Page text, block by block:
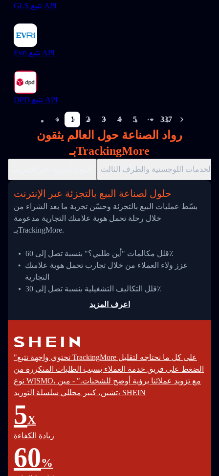
GLS تتبع API
Evri تتبع API
DPD تتبع API
1 2 3 4 5
More pages
337
رواد الصناعة حول العالم يثقون
بـTrackingMore
الخدمات اللوجستية والطرف الثالث
حلول لصناعة البيع بالتجزئة عبر الإنترنت
بسّط عمليات البيع بالتجزئة وحسّن تجربة ما بعد الشراء من
خلال رحلة تحمل هوية علامتك التجارية مدعومة
بـTrackingMore.
قلل مكالمات "أين طلبي؟" بنسبة تصل إلى 60٪
عزز ولاء العملاء من خلال تجارب تحمل هوية علامتك
التجارية
قلل التكاليف التشغيلية بنسبة تصل إلى 30٪
اعرف المزيد
"تحتوي واجهة تتبع TrackingMore على كل ما نحتاجه لتقليل
الضغط على فريق خدمة العملاء بسبب الطلبات المتكررة من
نوع WISMO، مع تزويد عملائنا برؤية أوضح للشحنات." - مين
تشين، كبير محللي سلسلة التوريد، SHEIN
5X
زيادة الكفاءة
60%